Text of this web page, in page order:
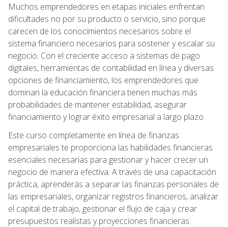
Muchos emprendedores en etapas iniciales enfrentan
dificultades no por su producto o servicio, sino porque
carecen de los conocimientos necesarios sobre el
sistema financiero necesarios para sostener y escalar su
negocio. Con el creciente acceso a sistemas de pago
digitales, herramientas de contabilidad en línea y diversas
opciones de financiamiento, los emprendedores que
dominan la educación financiera tienen muchas más
probabilidades de mantener estabilidad, asegurar
financiamiento y lograr éxito empresarial a largo plazo.
Este curso completamente en línea de finanzas
empresariales te proporciona las habilidades financieras
esenciales necesarias para gestionar y hacer crecer un
negocio de manera efectiva. A través de una capacitación
práctica, aprenderás a separar las finanzas personales de
las empresariales, organizar registros financieros, analizar
el capital de trabajo, gestionar el flujo de caja y crear
presupuestos realistas y proyecciones financieras.